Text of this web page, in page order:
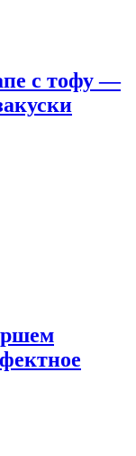
с тофу —